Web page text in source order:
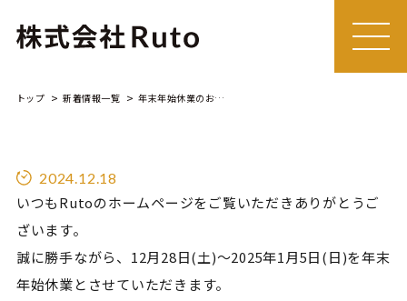
MEN
U
トップ 新着情報一覧 年末年始休業のお知らせ
2024.12.18
いつもRutoのホームページをご覧いただきありがとうご
ざいます。
誠に勝手ながら、12月28日(土)～2025年1月5日(日)を年末
年始休業とさせていただきます。